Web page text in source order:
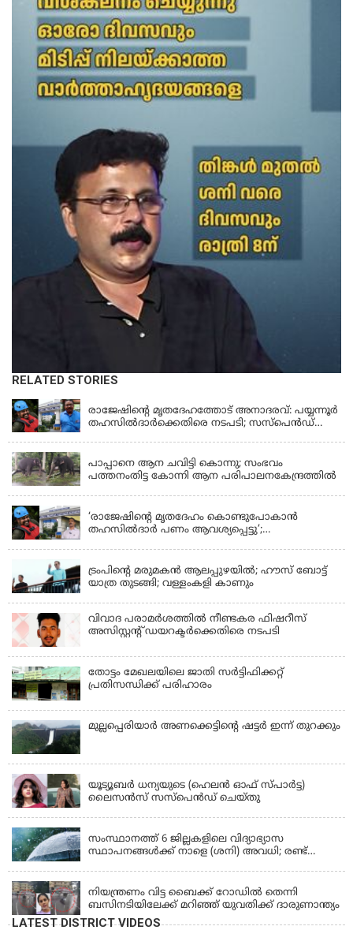
RELATED STORIES
KERALA
രാജേഷിന്റെ മൃതദേഹത്തോട് അനാദരവ്: പയ്യന്നൂർ
തഹസിൽദാർക്കെതിരെ നടപടി; സസ്പെൻഡ്
പാപ്പാനെ ആന ചവിട്ടി കൊന്നു; സംഭവം
പത്തനംതിട്ട കോന്നി ആന പരിപാലനകേന്ദ്രത്തിൽ
‘രാജേഷിന്‍റെ മൃതദേഹം കൊണ്ടുപോകാന്‍
തഹസില്‍ദാര്‍ പണം ആവശ്യപ്പെട്ടു’;
ട്രംപിന്റെ മരുമകന്‍ ആലപ്പുഴയില്‍; ഹൗസ് ബോട്ട്
യാത്ര തുടങ്ങി; വള്ളംകളി കാണും
വിവാദ പരാമര്‍ശത്തില്‍ നീണ്ടകര ഫിഷറീസ്
അസിസ്റ്റന്റ് ഡയറക്ടര്‍ക്കെതിരെ നടപടി
തോട്ടം മേഖലയിലെ ജാതി സര്‍ട്ടിഫിക്കറ്റ്
പ്രതിസന്ധിക്ക് പരിഹാരം
മുല്ലപ്പെരിയാര്‍ അണക്കെട്ടിൻ്റെ ഷട്ടര്‍ ഇന്ന് തുറക്കും
യൂട്യൂബർ ധന്യയുടെ (ഹെലൻ ഓഫ് സ്പാർട്ട)
ലൈസൻസ് സസ്‌പെൻഡ് ചെയ്തു
സംസ്ഥാനത്ത് 6 ജില്ലകളിലെ വിദ്യാഭ്യാസ
സ്ഥാപനങ്ങൾക്ക് നാളെ (ശനി) അവധി; രണ്ട്
നിയന്ത്രണം വിട്ട ബൈക്ക് റോഡിൽ തെന്നി
ബസിനടിയിലേക്ക് മറിഞ്ഞ് യുവതിക്ക് ദാരുണാന്ത്യം
LATEST DISTRICT VIDEOS